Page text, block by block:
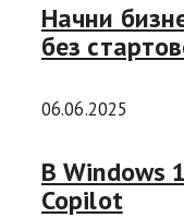
Начни
без
06.06.2025
В Windows
Copilot